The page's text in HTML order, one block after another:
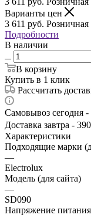
Варианты цен
3 611 руб. Розничная
Подробности
В наличии
В корзину
Купить в 1 клик
Рассчитать
Самовывоз сегодня -
Доставка завтра -
Характеристики
Подходящие марки
—
Electrolux
Модель (для сайта)
—
SD090
Напряжение